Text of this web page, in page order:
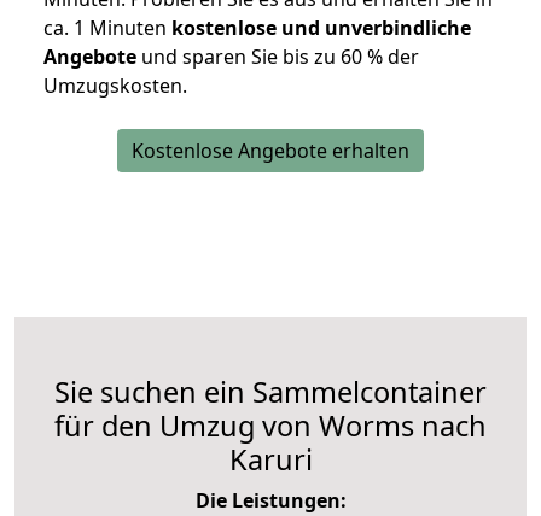
ca. 1 Minuten kostenlose und unverbindliche
Angebote und sparen Sie bis zu 60 % der
Umzugskosten.
Kostenlose Angebote erhalten
Sie suchen ein Sammelcontainer
für den Umzug von Worms nach
Karuri
Die Leistungen: